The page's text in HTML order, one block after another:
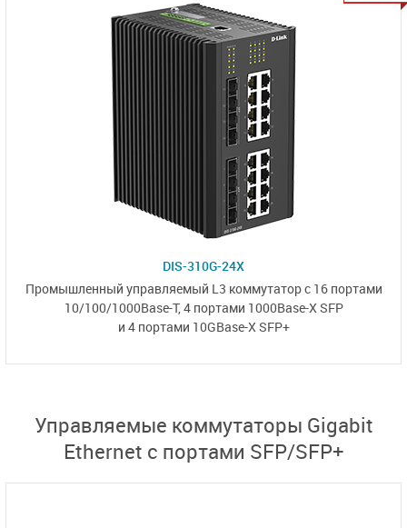
DIS-310G-24X
Промышленный управляемый L3 коммутаторс 16 портами
10/100/1000Base-T,4 портами 1000Base-X SFP
и 4 портами 10GBase-X SFP+
Управляемые коммутаторы Gigabit
Ethernet с портами SFP/SFP+